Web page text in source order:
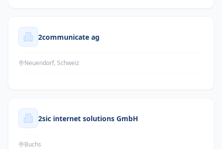
2communicate ag
Neuendorf, Schweiz
2sic internet solutions GmbH
Buchs